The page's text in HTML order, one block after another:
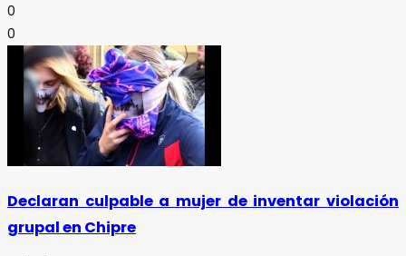
0
0
Declaran culpable a mujer de inventar violación
grupal en Chipre